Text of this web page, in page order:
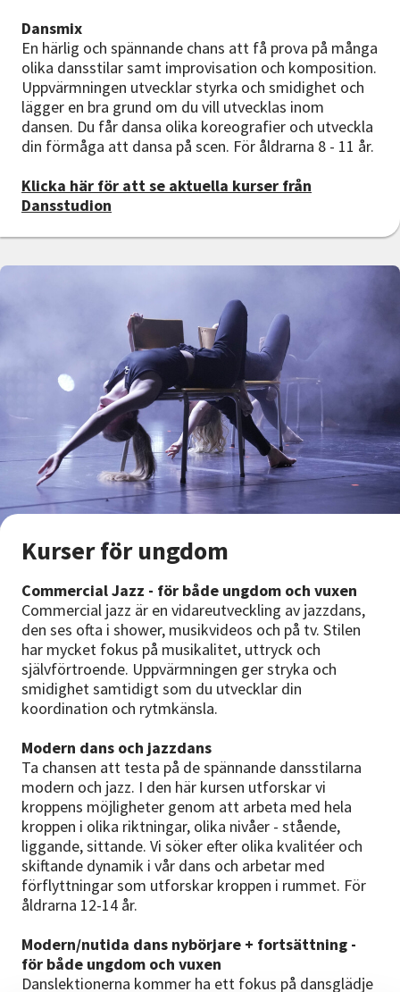
Dansmix
En härlig och spännande chans att få prova på många
olika dansstilar samt improvisation och komposition.
Uppvärmningen utvecklar styrka och smidighet och
lägger en bra grund om du vill utvecklas inom
dansen. Du får dansa olika koreografier och utveckla
din förmåga att dansa på scen. För åldrarna 8 - 11 år.
Klicka här för att se aktuella kurser från
Dansstudion
Kurser för ungdom
Commercial Jazz - för både ungdom och vuxen
Commercial jazz är en vidareutveckling av jazzdans,
den ses ofta i shower, musikvideos och på tv. Stilen
har mycket fokus på musikalitet, uttryck och
självförtroende. Uppvärmningen ger stryka och
smidighet samtidigt som du utvecklar din
koordination och rytmkänsla.
Modern dans och jazzdans
Ta chansen att testa på de spännande dansstilarna
modern och jazz. I den här kursen utforskar vi
kroppens möjligheter genom att arbeta med hela
kroppen i olika riktningar, olika nivåer - stående,
liggande, sittande. Vi söker efter olika kvalitéer och
skiftande dynamik i vår dans och arbetar med
förflyttningar som utforskar kroppen i rummet. För
åldrarna 12-14 år.
Modern/nutida dans nybörjare + fortsättning -
för både ungdom och vuxen
Danslektionerna kommer ha ett fokus på dansglädje